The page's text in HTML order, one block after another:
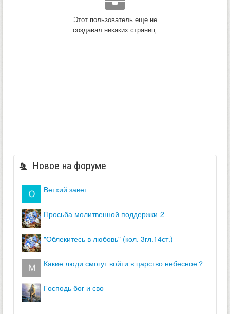
Этот пользователь еще не
создавал никаких страниц.
Новое на форуме
ветхий завет
просьба молитвенной поддержки-2
"облекитесь в любовь" (кол. 3гл.14ст.)
какие люди смогут войти в царство небесное？
господь бог и сво